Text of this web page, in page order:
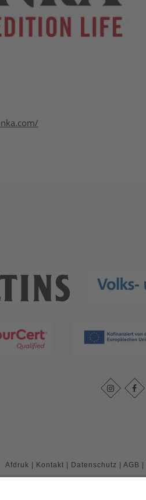
Afdruk | Kontakt | Datenschutz | AGB |